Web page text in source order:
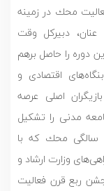
محك در زمينه
دبيركل وقت
دوره را حاصل برهم
اقتصادی و
اصلی عرصه
مدنی را تشکیل
می‌دهند. بر این اساس کنسرت موسیقی 25 سالگی محك که با
وزارت ارشاد و
ربع قرن فعاليت